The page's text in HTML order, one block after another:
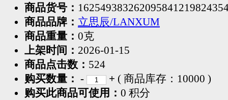
商品货号：
商品品牌： 立思辰/LANXUM
商品重量： 0克
上架时间： 2026-01-15
商品点击数： 524
购买数量： - + ( 商品库存： 10000 )
购买此商品可使用： 0 积分